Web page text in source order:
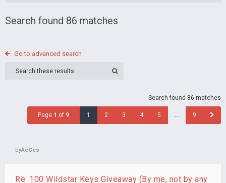
Search found 86 matches
Go to advanced search
Search found 86 matches
Page 1 of 9 1 2 3 4 5 … 9
byAcCes
Re: 100 Wildstar Keys Giveaway (By me, not by any